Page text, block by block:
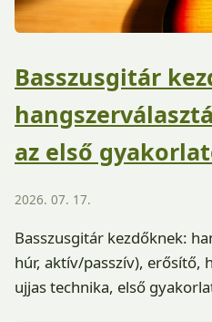
Basszusgitár
az első
2026. 07. 17.
Basszusgitár kezdőknek:
húr, aktív/passzív), erősítő,
ujjas technika, első